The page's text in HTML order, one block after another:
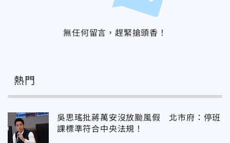
無任何留言，趕緊搶頭香！
熱門
吳思瑤批蔣萬安沒放颱風假 北市府：停班
課標準符合中央法規！